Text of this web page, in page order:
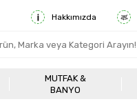
Hakkımızda
MUTFAK &
BANYO